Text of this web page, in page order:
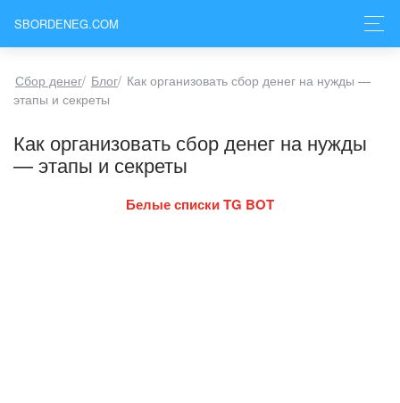
SBORDENEG.COM
Сбор денег/ Блог/ Как организовать сбор денег на нужды —
этапы и секреты
Как организовать сбор денег на нужды
— этапы и секреты
Белые списки TG BOT